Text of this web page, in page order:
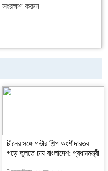
করুন
চীনের সঙ্গে গভীর শিল্প অংশীদারত্ব
গড়ে তুলতে চায় বাংলাদেশ: প্রধানমন্ত্রী